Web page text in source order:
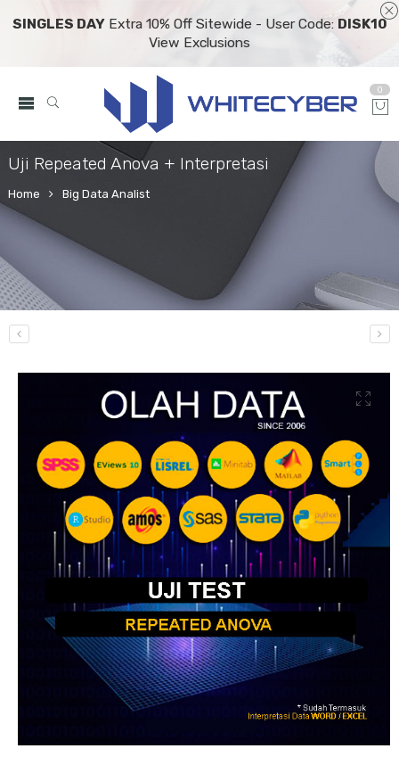
SINGLES DAYExtra 10% Off Sitewide - User Code: DISK10
View Exclusions
0
Uji Repeated Anova + Interpretasi
Home Big Data Analist